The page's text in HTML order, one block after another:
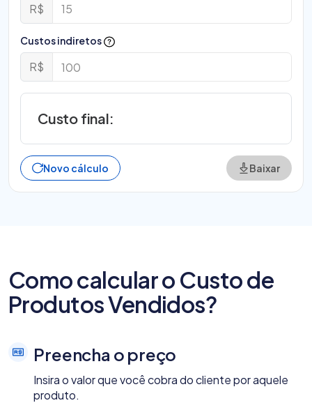
R$
Custos indiretos
R$
Custo final:
Novo cálculo Baixar
Como calcular o Custo de
Produtos Vendidos?
Preencha o preço
Insira o valor que você cobra do cliente por aquele
produto.